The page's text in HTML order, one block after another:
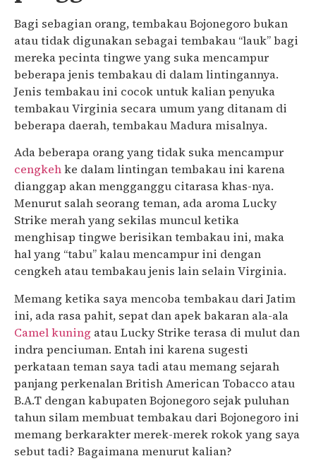
Bagi sebagian orang, tembakau Bojonegoro bukan
atau tidak digunakan sebagai tembakau “lauk” bagi
mereka pecinta tingwe yang suka mencampur
beberapa jenis tembakau di dalam lintingannya.
Jenis tembakau ini cocok untuk kalian penyuka
tembakau Virginia secara umum yang ditanam di
beberapa daerah, tembakau Madura misalnya.
Ada beberapa orang yang tidak suka mencampur
cengkehke dalam lintingan tembakau ini karena
dianggap akan mengganggu citarasa khas-nya.
Menurut salah seorang teman, ada aroma Lucky
Strike merah yang sekilas muncul ketika
menghisap tingwe berisikan tembakau ini, maka
hal yang “tabu” kalau mencampur ini dengan
cengkeh atau tembakau jenis lain selain Virginia.
Memang ketika saya mencoba tembakau dari Jatim
ini, ada rasa pahit, sepat dan apek bakaran ala-ala
Camel kuning atau Lucky Strike terasa di mulut dan
indra penciuman. Entah ini karena sugesti
perkataan teman saya tadi atau memang sejarah
panjang perkenalan British American Tobacco atau
B.A.T dengan kabupaten Bojonegoro sejak puluhan
tahun silam membuat tembakau dari Bojonegoro ini
memang berkarakter merek-merek rokok yang saya
sebut tadi? Bagaimana menurut kalian?